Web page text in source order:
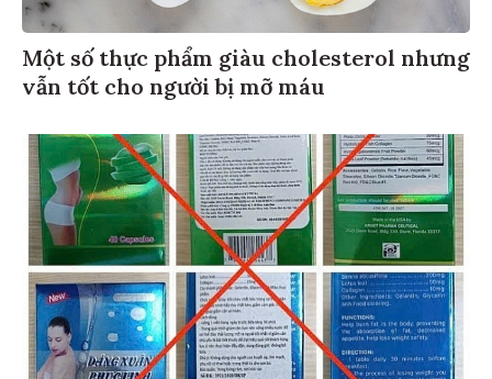
Một số thực phẩm giàu cholesterol nhưng
vẫn tốt cho người bị mỡ máu